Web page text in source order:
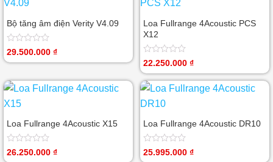
Bộ tăng âm điện Verity V4.09
Được
5
sao
29.500.000 ₫
Loa Fullrange 4Acoustic PCS
X12
Được
hạng
0
sao
22.250.000 ₫
Loa Fullrange 4Acoustic X15
Được
26.250.000 ₫
Loa Fullrange 4Acoustic DR10
Được
25.995.000 ₫